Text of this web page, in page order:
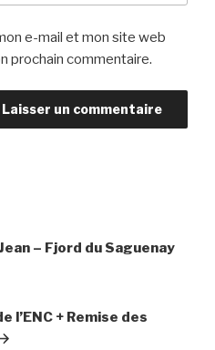
e-mail et mon site web
prochain commentaire.
– Fjord du Saguenay
l’ENC + Remise des